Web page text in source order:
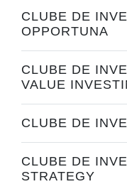
CLUBE DE
OPPORTUNA
CLUBE DE
VALUE
CLUBE DE
CLUBE DE
STRATEGY